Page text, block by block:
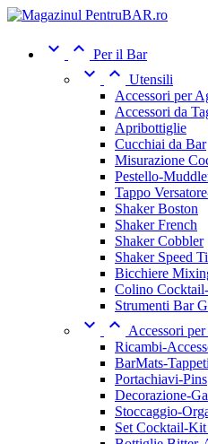
  Per il Bar
  Utensili
Accessori per
Accessori da
Apribottiglie
Cucchiai da Bar
Misurazione
Pestello-
Tappo
Shaker Boston
Shaker French
Shaker Cobbler
Shaker Speed
Bicchiere
Colino
Strumenti Bar
  Accessori
Ricambi-
BarMats-
Portachiavi-Pins
Decorazione-
Stoccaggio-
Set Cocktail-Kit